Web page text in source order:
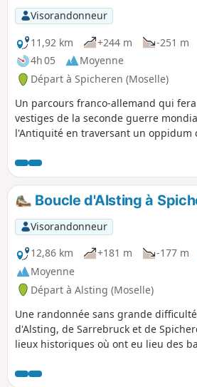
Visorandonneur
11,92 km
+244 m
-251 m
4h 05
Moyenne
Départ à Spicheren (Moselle)
Un parcours franco-allemand qui
vestiges de la seconde guerre
l'Antiquité en traversant un oppidum
Boucle d'Alsting à
Visorandonneur
12,86 km
+181 m -177 m
Moyenne
Départ à Alsting (Moselle)
Une randonnée sans grande
d'Alsting, de Sarrebruck et de
lieux historiques où ont eu lieu des
militaires des guerres de 39-45 et de